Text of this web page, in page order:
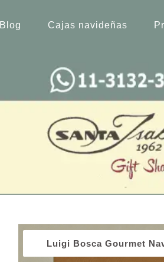
Blog Cajas navideñas
Luigi Bosca Gourmet